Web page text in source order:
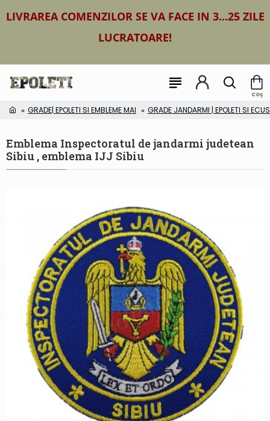
LIVRAREA COMENZILOR SE VA FACE IN 3...25 ZILE
LUCRATOARE!
GRADE| EPOLETI SI EMBLEME MAI GRADE JANDARMI | EPOLETI SI
Emblema Inspectoratul de jandarmi judetean
Sibiu , emblema IJJ Sibiu